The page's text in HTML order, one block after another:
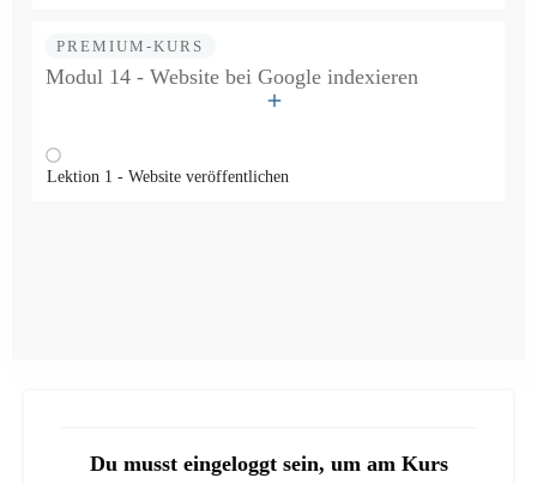
Du musst eingeloggt sein, um am Kurs
PREMIUM-KURS
Modul 14 - Website bei Google indexieren
Lektion 1 - Website veröffentlichen